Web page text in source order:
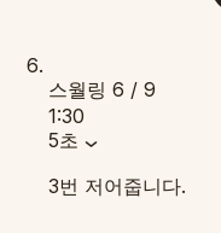
스월링 6 / 9
1:30
5초
3번 저어줍니다.